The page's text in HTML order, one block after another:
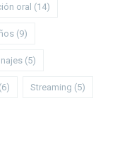
oral (14)
(9)
(5)
(6) Streaming (5)